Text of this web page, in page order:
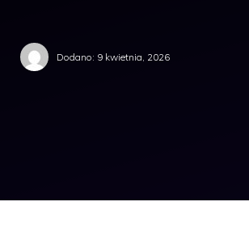
Dodano: 9 kwietnia, 2026